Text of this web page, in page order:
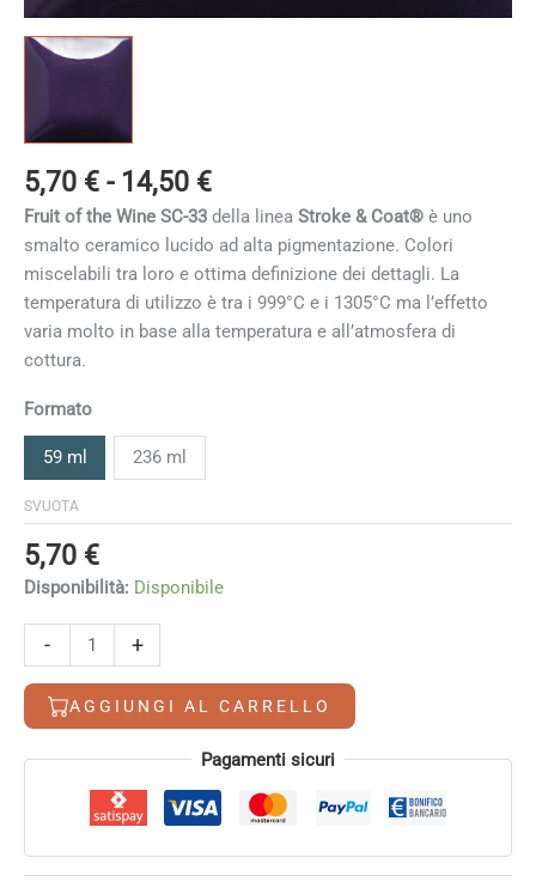
5,70 € - 14,50 €Fascia
di
prezzo:
da
5,70 €
a
Fruit of the Wine SC-33 della linea Stroke & Coat® è uno
smalto ceramico lucido ad alta pigmentazione. Colori
miscelabili tra loro e ottima definizione dei dettagli. La
temperatura di utilizzo è tra i 999°C e i 1305°C ma l’effetto
varia molto in base alla temperatura e all’atmosfera di
cottura.
Formato
59 ml 236 ml
SVUOTA
5,70 €
Disponibilità: Disponibile
-
of
the
Wine
+
AGGIUNGI AL CARRELLO
Alternative: Pagamenti sicuri